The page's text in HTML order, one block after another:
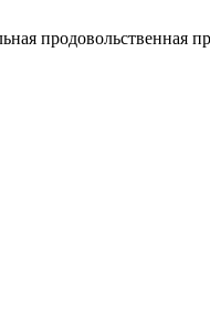
продовольственная